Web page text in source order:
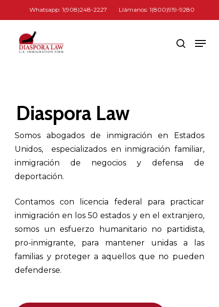
to
content
Whatsapp: 1(908)248-2227 Llámanos: 1(800)919-9280
search
Diaspora Law
Somos abogados de inmigración en Estados
Unidos, especializados en inmigración familiar,
inmigración de negocios y defensa de
deportación.
Contamos con licencia federal para practicar
inmigración en los 50 estados y en el extranjero,
somos un esfuerzo humanitario no partidista,
pro-inmigrante, para mantener unidas a las
familias y proteger a aquellos que no pueden
defenderse.
Menu